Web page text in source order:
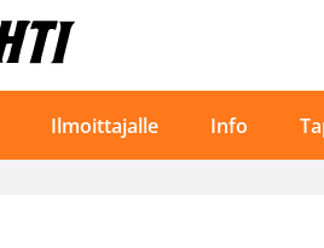
Ilmoittajalle Info